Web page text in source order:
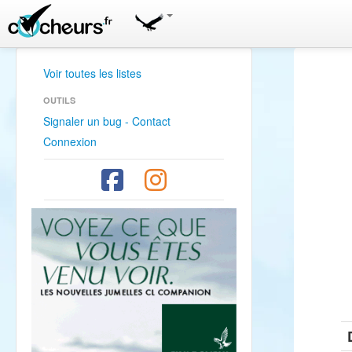
Voir toutes les listes
OUTILS
Signaler un bug - Contact
Connexion